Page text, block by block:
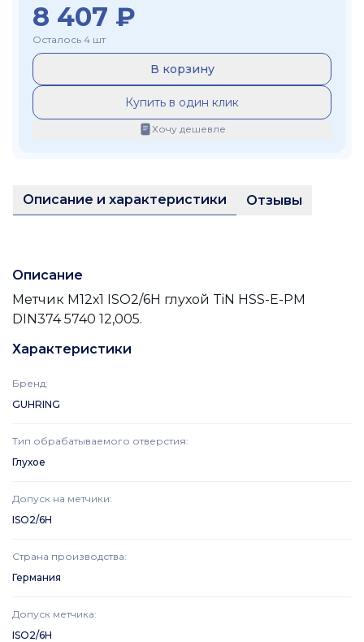
8 407 ₽
Осталось 4 шт
В корзину
Купить в один клик
Хочу дешевле
Описание и характеристики Отзывы
Описание
Метчик М12х1 ISO2/6H глухой TiN HSS-E-PM
DIN374 5740 12,005.
Характеристики
Бренд:
GUHRING
Тип обрабатываемого отверстия:
Глухое
Допуск на метчики:
ISO2/6H
Страна производства:
Германия
Допуск метчика:
ISO2/6H